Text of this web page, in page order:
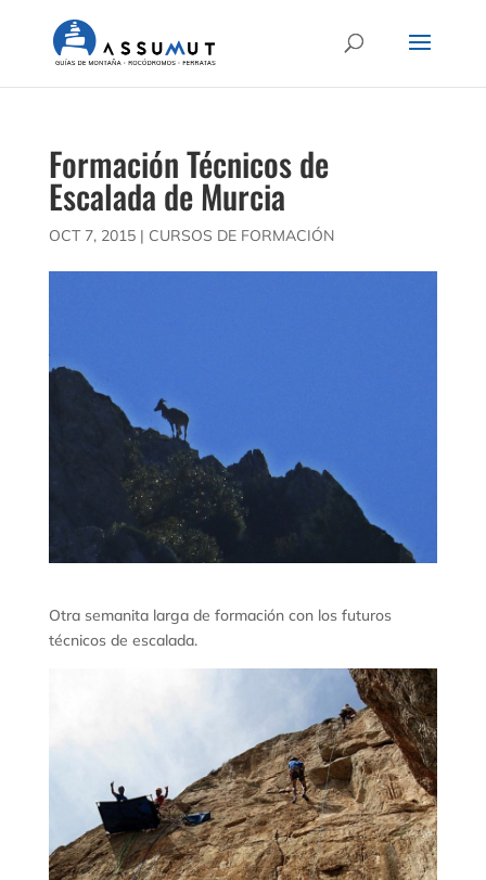
Formación Técnicos de
Escalada de Murcia
OCT 7, 2015| CURSOS DE FORMACIÓN
Otra semanita larga de formación con los futuros
técnicos de escalada.